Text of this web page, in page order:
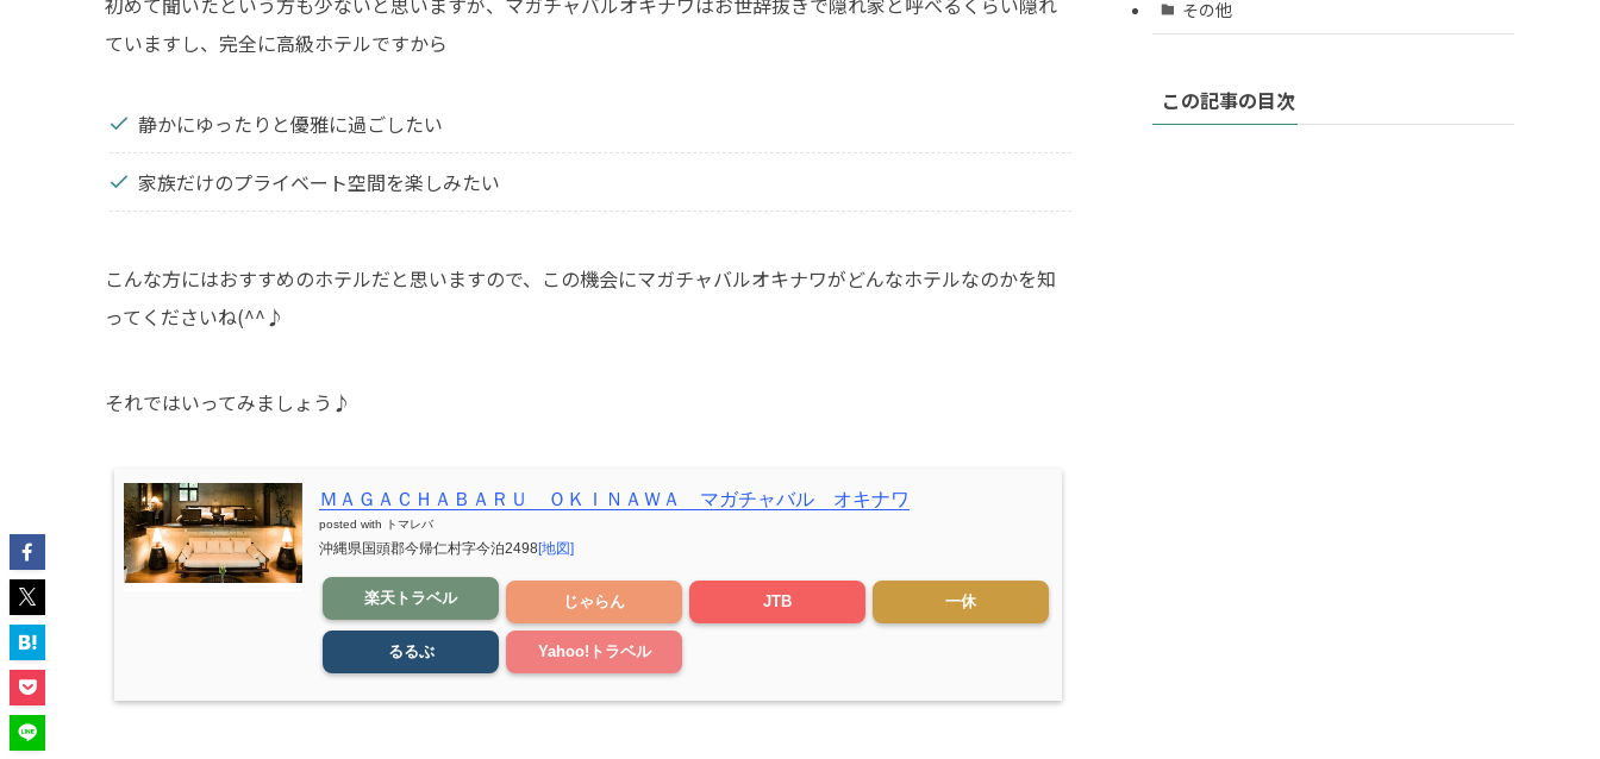
ていますし、完全に高級ホテルですから
静かにゆったりと優雅に過ごしたい
家族だけのプライベート空間を楽しみたい
こんな方にはおすすめのホテルだと思いますので、この機会にマガチャバルオキナワがどんなホテルなのかを知
ってくださいね(^^♪
それではいってみましょう♪
ＭＡＧＡＣＨＡＢＡＲＵ ＯＫＩＮＡＷＡ マガチャバル オキナワ
posted with トマレバ
沖縄県国頭郡今帰仁村字今泊2498[地図]
楽天トラベル じゃらん JTB 一休
るるぶ Yahoo!トラベル
その他
この記事の目次